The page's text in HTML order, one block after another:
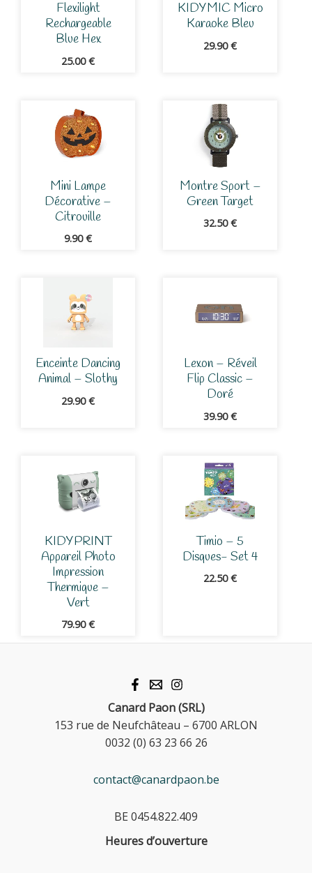
Flexilight
Rechargeable
Blue Hex
25.00€
KIDYMIC Micro
Karaoke Bleu
29.90€
Mini Lampe
Décorative –
Citrouille
9.90€
Montre Sport –
Green Target
32.50€
Enceinte Dancing
Animal – Slothy
29.90€
Lexon – Réveil
Flip Classic –
Doré
39.90€
KIDYPRINT
Appareil Photo
Impression
Thermique –
Vert
79.90€
Timio – 5
Disques- Set 4
22.50€
Canard Paon (SRL)
153 rue de Neufchâteau – 6700 ARLON
0032 (0) 63 23 66 26
contact@canardpaon.be
BE 0454.822.409
Heures d’ouverture